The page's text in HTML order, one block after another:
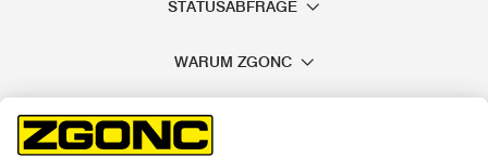
STATUSABFRAGE
WARUM ZGONC